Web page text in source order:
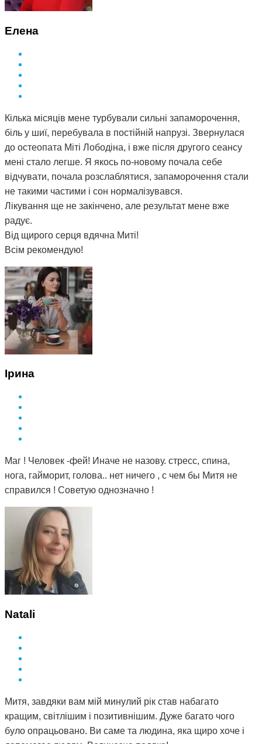
Елена
Кілька місяців мене турбували сильні запаморочення,
біль у шиї, перебувала в постійній напрузі. Звернулася
до остеопата Міті Лободіна, і вже після другого сеансу
мені стало легше. Я якось по-новому почала себе
відчувати, почала розслаблятися, запаморочення стали
не такими частими і сон нормалізувався.
Лікування ще не закінчено, але результат мене вже
радує.
Від щирого серця вдячна Миті!
Всім рекомендую!
Ірина
Маг ! Человек -фей! Иначе не назову. стресс, спина,
нога, гайморит, голова.. нет ничего , с чем бы Митя не
справился ! Советую однозначно !
Natali
Митя, завдяки вам мій минулий рік став набагато
кращим, світлішим і позитивнішим. Дуже багато чого
було опрацьовано. Ви саме та людина, яка щиро хоче і